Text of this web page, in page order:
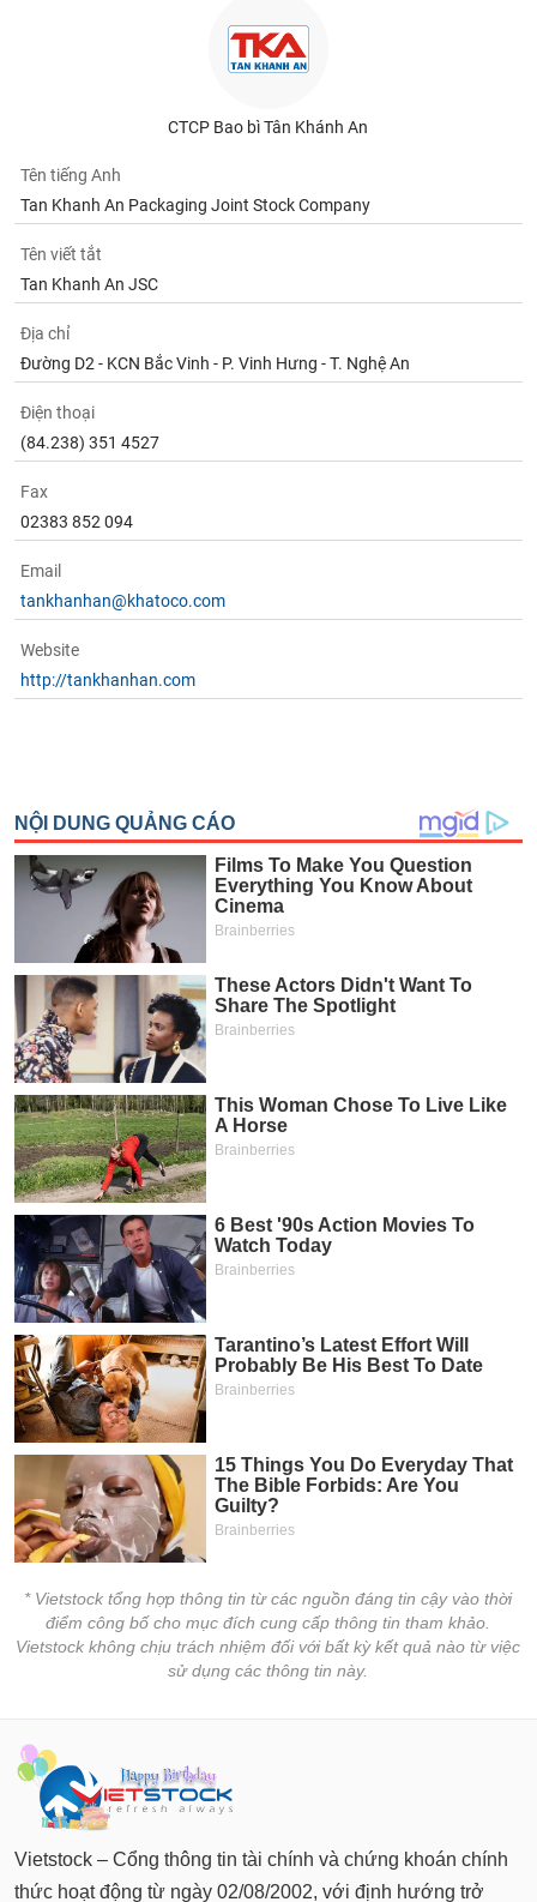
CTCP Bao bì Tân Khánh An
Tên tiếng Anh
Tan Khanh An Packaging Joint Stock Company
Tên viết tắt
Tan Khanh An JSC
Địa chỉ
Đường D2 - KCN Bắc Vinh - P. Vinh Hưng - T. Nghệ An
Điện thoại
(84.238) 351 4527
Fax
02383 852 094
Email
tankhanhan@khatoco.com
Website
http://tankhanhan.com
* Vietstock tổng hợp thông tin từ các nguồn đáng tin cậy vào thời
điểm công bố cho mục đích cung cấp thông tin tham khảo.
Vietstock không chịu trách nhiệm đối với bất kỳ kết quả nào từ việc
sử dụng các thông tin này.
Vietstock – Cổng thông tin tài chính và chứng khoán chính
thức hoạt động từ ngày 02/08/2002, với định hướng trở